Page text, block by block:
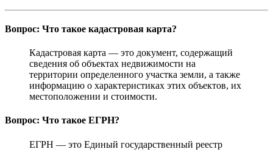
Вопрос: Что такое кадастровая карта?
Кадастровая карта — это документ, содержащий
сведения об объектах недвижимости на
территории определенного участка земли, а также
информацию о характеристиках этих объектов, их
местоположении и стоимости.
Вопрос: Что такое ЕГРН?
ЕГРН — это Единый государственный реестр